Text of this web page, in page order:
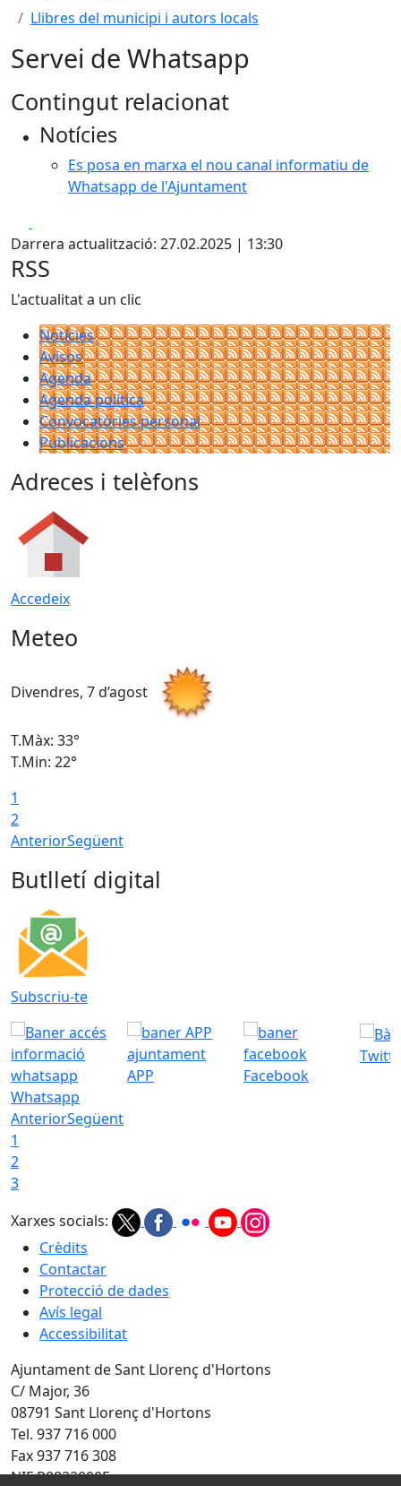
Llibres del municipi i autors locals
Servei de Whatsapp
Contingut relacionat
Notícies
Es posa en marxa el nou canal informatiu de
Whatsapp de l'Ajuntament
Darrera actualització: 27.02.2025 | 13:30
RSS
L'actualitat a un clic
Notícies
Avisos
Agenda
Agenda política
Convocatòries personal
Publicacions
Adreces i telèfons
Accedeix
Meteo
Divendres, 7 d’agost
T.Màx: 33°
T.Min: 22°
1
2
AnteriorSegüent
Butlletí digital
Subscriu-te
Whatsapp
APP Facebook
AnteriorSegüent
1
2
3
Xarxes socials:
Crèdits
Contactar
Protecció de dades
Avís legal
Accessibilitat
Ajuntament de Sant Llorenç d'Hortons
C/ Major, 36
08791 Sant Llorenç d'Hortons
Tel. 937 716 000
Fax 937 716 308
NIF P0822000F